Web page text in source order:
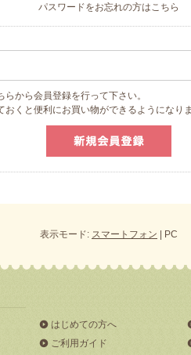
パスワードをお忘れの方はこちら
から会員登録を行って下さい。
くと便利にお買い物ができるようになりま
表示モード: スマートフォン | PC
はじめての方へ
ご利用ガイド